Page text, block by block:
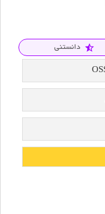
star_half دانستنی